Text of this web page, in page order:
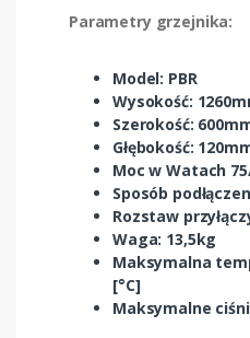
Parametry grzejnika:
Model: PBR
Wysokość:
Szerokość:
Głębokość:
Moc w Watach
Sposób
Rozstaw
Waga: 13,5kg
Maksymalna
[°C]
Maksymalne